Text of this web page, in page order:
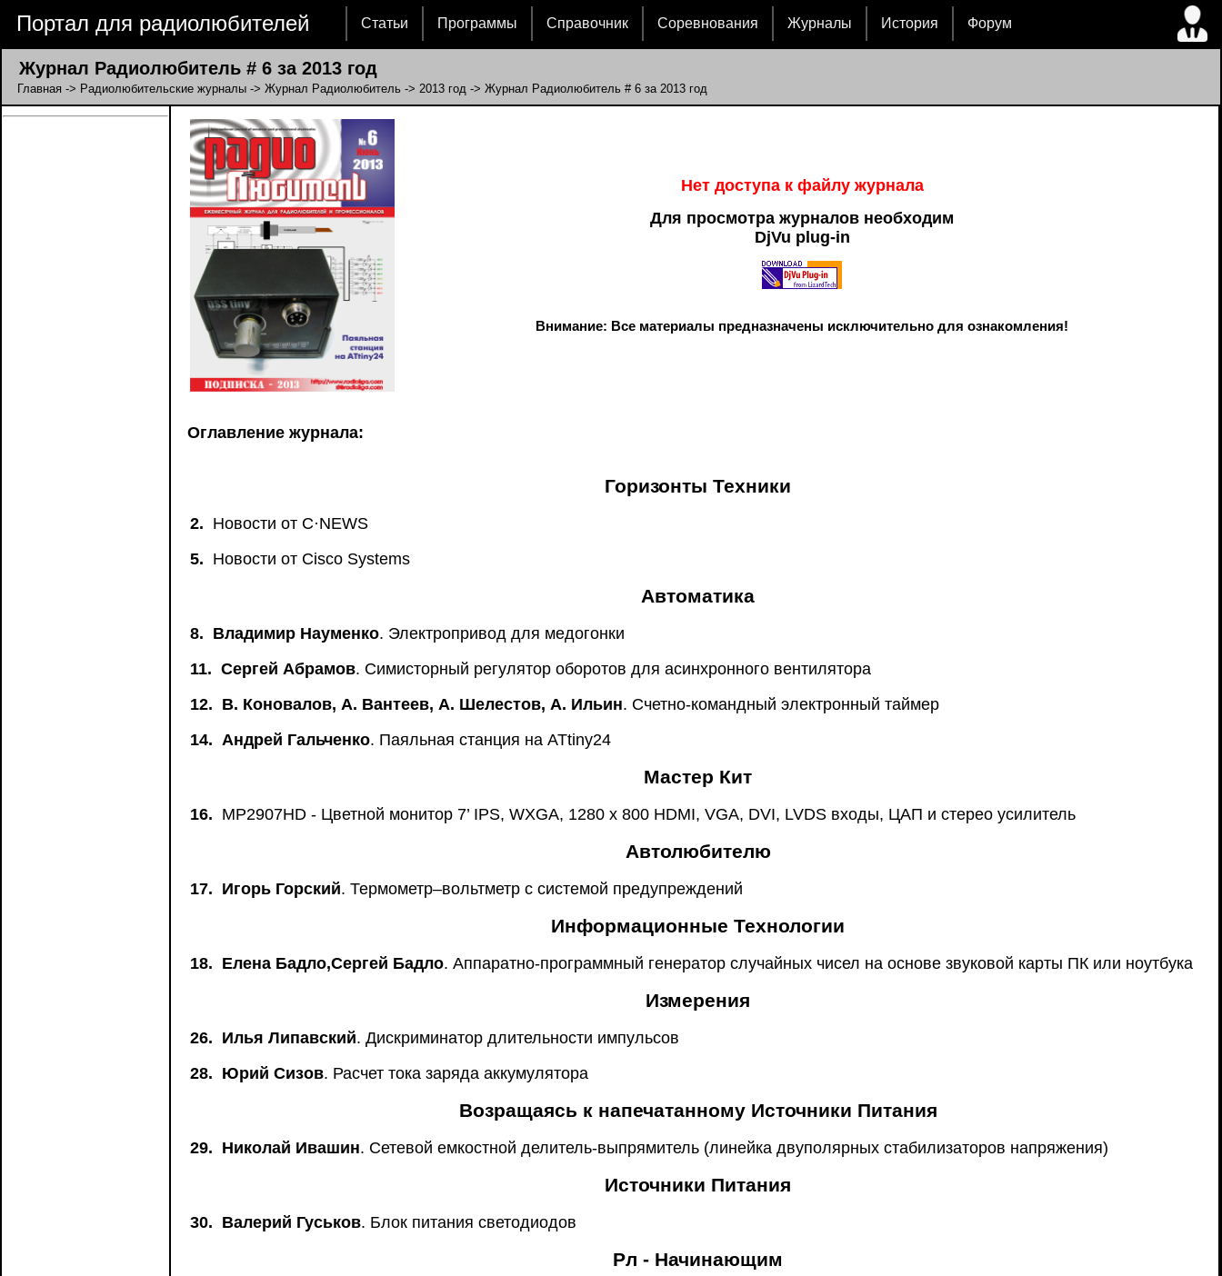
Портал для радиолюбителей Статьи Программы Справочник Соревнования Журналы История Форум
Журнал Радиолюбитель # 6 за 2013 год
Главная -> Радиолюбительские журналы -> Журнал Радиолюбитель -> 2013 год -> Журнал Радиолюбитель # 6 за 2013 год
Нет доступа к файлу журнала
Для просмотра журналов необходим
DjVu plug-in
Внимание: Все материалы предназначены исключительно для ознакомления!
Оглавление журнала:
Горизонты Техники
2. Новости от C·NEWS
5. Новости от Сisco Systems
Автоматика
8. Владимир Науменко. Электропривод для медогонки
11. Сергей Абрамов. Симисторный регулятор оборотов для асинхронного вентилятора
12. В. Коновалов, А. Вантеев, А. Шелестов, А. Ильин. Счетно-командный электронный таймер
14. Андрей Гальченко. Паяльная станция на ATtiny24
Мастер Кит
16. MP2907HD - Цветной монитор 7’ IPS, WXGA, 1280 x 800 HDMI, VGA, DVI, LVDS входы, ЦАП и стерео усилитель
Автолюбителю
17. Игорь Горский. Термометр–вольтметр с системой предупреждений
Информационные Технологии
18. Елена Бадло,Сергей Бадло. Аппаратно-программный генератор случайных чисел на основе звуковой карты ПК или ноутбука
Измерения
26. Илья Липавский. Дискриминатор длительности импульсов
28. Юрий Сизов. Расчет тока заряда аккумулятора
Возращаясь к напечатанному Источники Питания
29. Николай Ивашин. Сетевой емкостной делитель-выпрямитель (линейка двуполярных стабилизаторов напряжения)
Источники Питания
30. Валерий Гуськов. Блок питания светодиодов
Рл - Начинающим